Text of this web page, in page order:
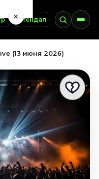
Стендап Выставки
×
(13 июня 2026)